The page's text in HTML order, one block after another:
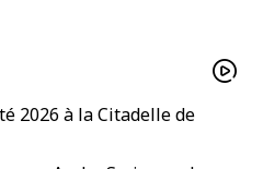
2026 à la Citadelle de